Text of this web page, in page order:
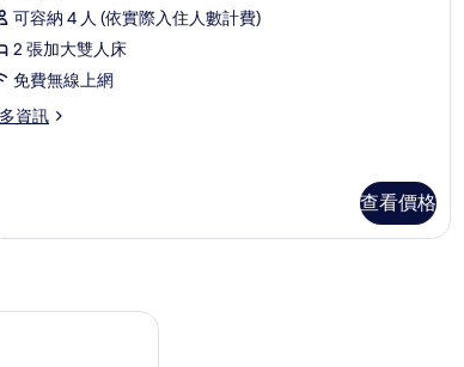
可容納 4 人 (依實際入住人數計費)
2 張加大雙人床
免費無線上網
資訊
查看價格